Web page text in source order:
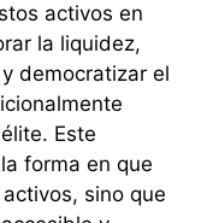
activos en
la liquidez,
democratizar el
Este
forma en que
sino que